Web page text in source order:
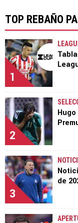
TOP REBAÑO
1
2
3
de